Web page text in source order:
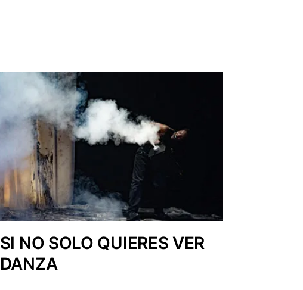
SI NO SOLO QUIERES VER
DANZA